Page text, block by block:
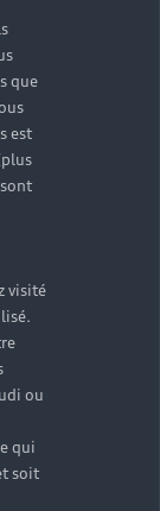
100%
gardiste
plus
et plus
e-
de la
nouveau
Avec sa
cette
allie
que
est
visité
ou
qui
soit